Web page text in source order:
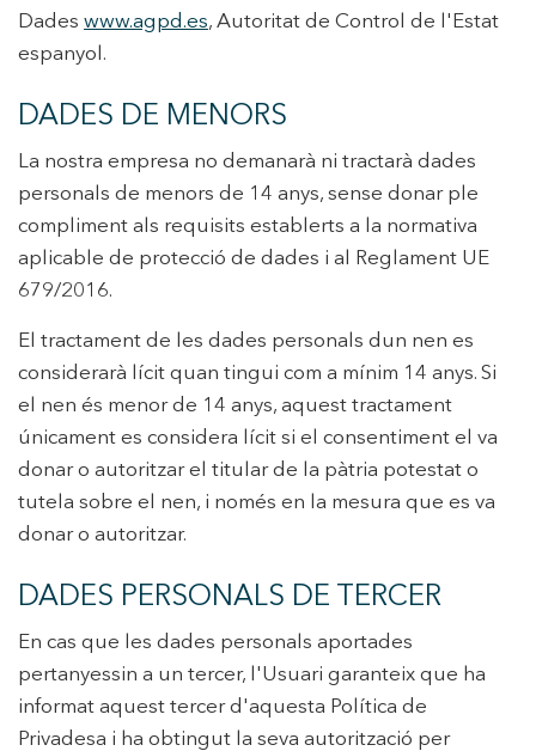
Dades www.agpd.es, Autoritat de Control de l'Estat
espanyol.
DADES DE MENORS
La nostra empresa no demanarà ni tractarà dades
personals de menors de 14 anys, sense donar ple
compliment als requisits establerts a la normativa
aplicable de protecció de dades i al Reglament UE
679/2016.
El tractament de les dades personals dun nen es
considerarà lícit quan tingui com a mínim 14 anys. Si
el nen és menor de 14 anys, aquest tractament
únicament es considera lícit si el consentiment el va
donar o autoritzar el titular de la pàtria potestat o
tutela sobre el nen, i només en la mesura que es va
donar o autoritzar.
DADES PERSONALS DE TERCER
En cas que les dades personals aportades
pertanyessin a un tercer, l'Usuari garanteix que ha
informat aquest tercer d'aquesta Política de
Privadesa i ha obtingut la seva autorització per